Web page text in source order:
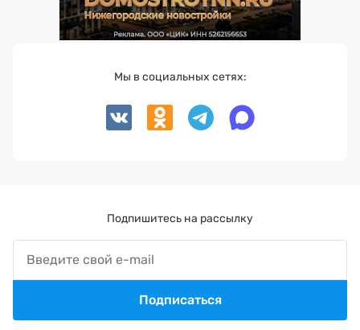
Мы в социальных сетях:
Подпишитесь на рассылку
Подписаться